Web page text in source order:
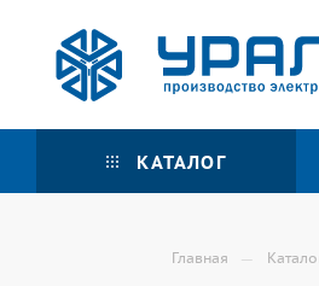
КАТАЛОГ
Главная —